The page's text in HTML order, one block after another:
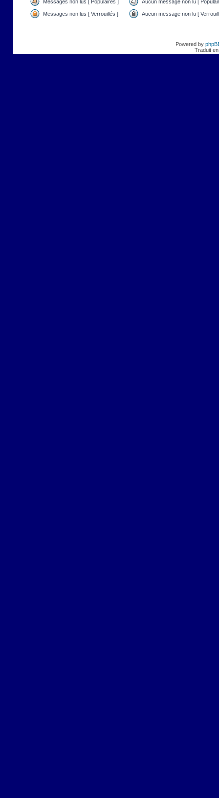
Messages non lus [ Populaires ] Aucun message non lu [
Messages non lus [ Verrouillés ] Aucun message non lu [
Powered by
Traduit